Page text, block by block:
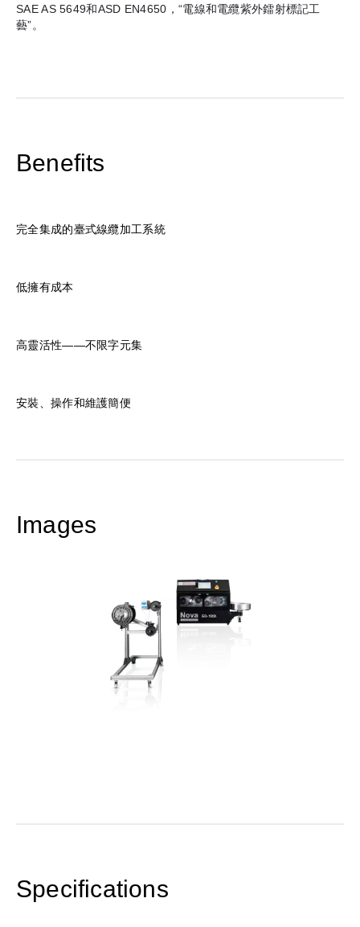
SAE AS 5649和ASD EN4650，“電線和電纜紫外鐳射標記工
藝”。
Benefits
完全集成的臺式線纜加工系統
低擁有成本
高靈活性——不限字元集
安裝、操作和維護簡便
Images
Specifications